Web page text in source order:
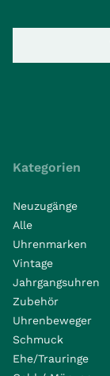
Kategorien
Neuzugänge
Alle
Uhrenmarken
Vintage
Jahrgangsuhren
Zubehör
Uhrenbeweger
Schmuck
Ehe/Trauringe